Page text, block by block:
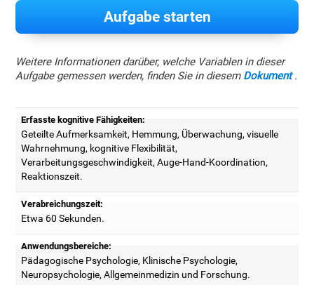
Aufgabe starten
Weitere Informationen darüber, welche Variablen in dieser
Aufgabe gemessen werden, finden Sie in diesem Dokument.
Erfasste kognitive Fähigkeiten:
Geteilte Aufmerksamkeit, Hemmung, Überwachung, visuelle
Wahrnehmung, kognitive Flexibilität,
Verarbeitungsgeschwindigkeit, Auge-Hand-Koordination,
Reaktionszeit.
Verabreichungszeit:
Etwa 60 Sekunden.
Anwendungsbereiche:
Pädagogische Psychologie, Klinische Psychologie,
Neuropsychologie, Allgemeinmedizin und Forschung.